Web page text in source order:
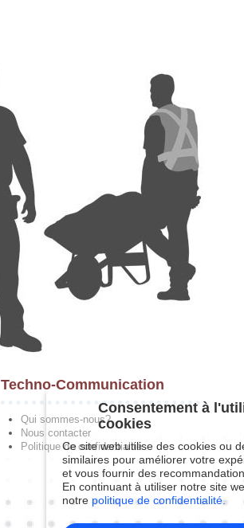
Techno-Communication
Qui sommes-nous?
Nous contacter
Politique de confidentialité
Consentement à
cookies
Ce site web utilise des cookies ou
similaires pour améliorer votre
et vous fournir des
En continuant à utiliser notre site
notre politique de confidentialité.